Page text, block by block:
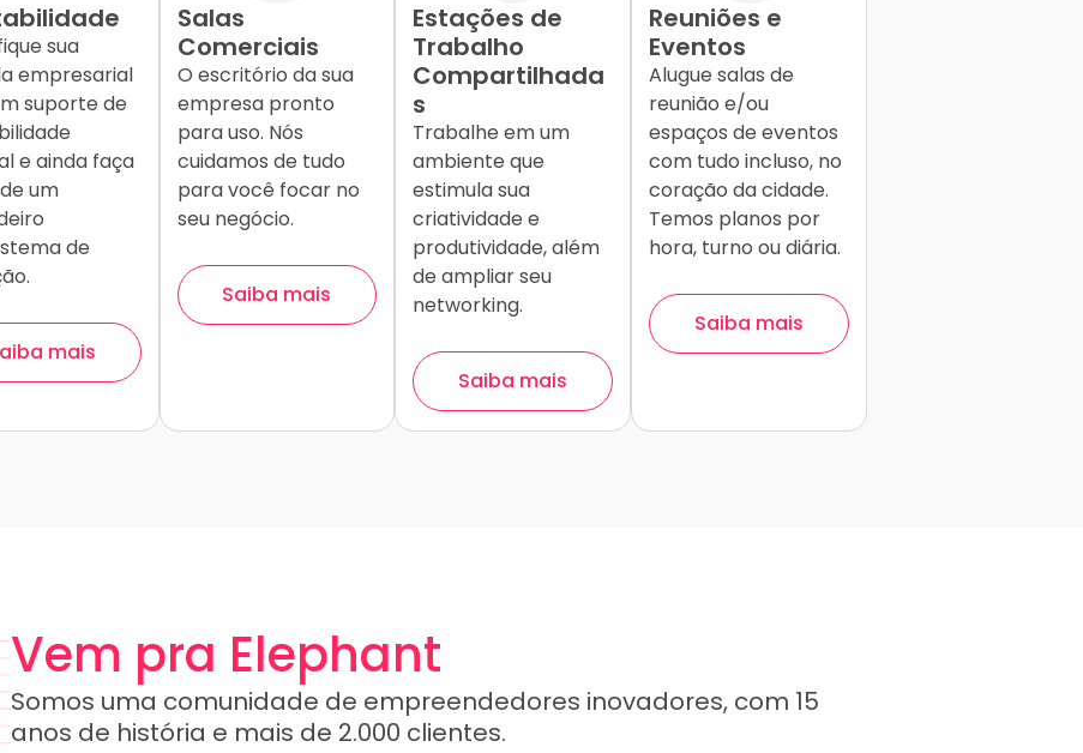
sua
empresarial
suporte de
e ainda faça
um
de
mais
Salas
Comerciais
O escritório da sua
empresa pronto
para uso. Nós
cuidamos de tudo
para você focar no
seu negócio.
Saiba mais
Estações de
Trabalho
Compartilhada
s
Trabalhe em um
ambiente que
estimula sua
criatividade e
produtividade, além
de ampliar seu
networking.
Saiba mais
Reuniões e
Eventos
Alugue salas de
reunião e/ou
espaços de eventos
com tudo incluso, no
coração da cidade.
Temos planos por
hora, turno ou diária.
Saiba mais
Vem pra Elephant
Somos uma comunidade de empreendedores inovadores, com 15
anos de história e mais de 2.000 clientes.